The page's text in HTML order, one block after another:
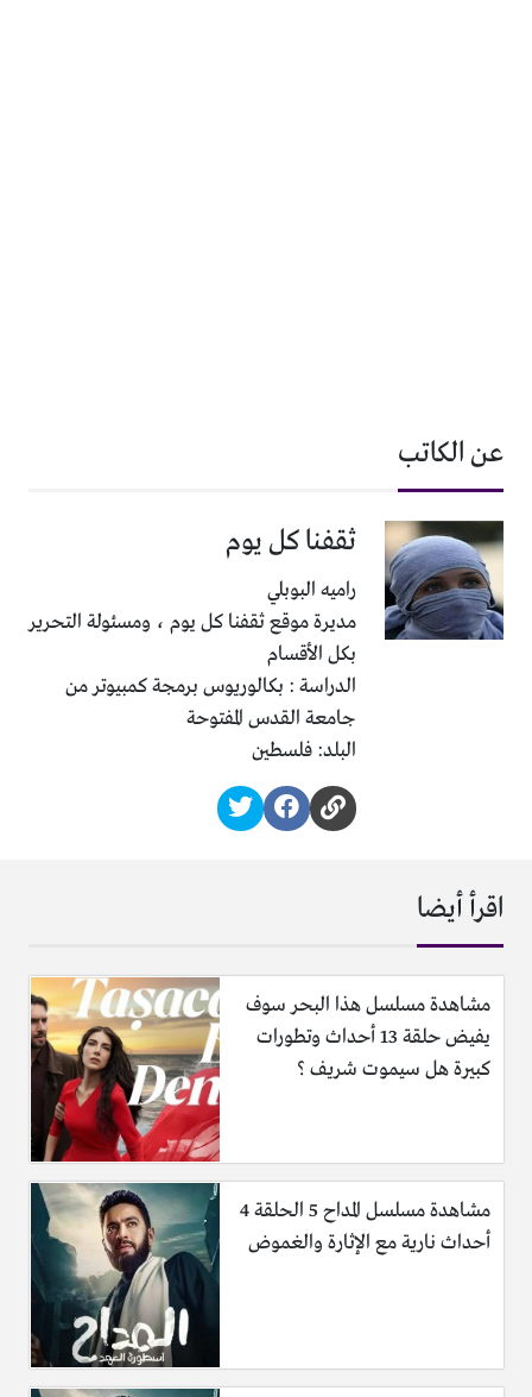
عن الكاتب
ثقفنا كل يوم
راميه البوبلي
مديرة موقع ثقفنا كل يوم ، ومسئولة التحرير
بكل الأقسام
الدراسة : بكالوريوس برمجة كمبيوتر من
جامعة القدس المفتوحة
البلد: فلسطين
اقرأ أيضا
مشاهدة مسلسل هذا البحر سوف
يفيض حلقة 13 أحداث وتطورات
كبيرة هل سيموت شريف ؟
مشاهدة مسلسل المداح 5 الحلقة 4
أحداث نارية مع الإثارة والغموض